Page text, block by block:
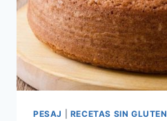
PESAJ RECETAS SIN GLUTEN